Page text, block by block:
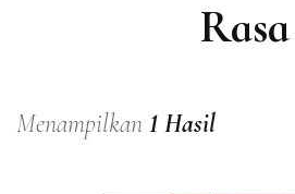
Rasa
Menampilkan 1 Hasil